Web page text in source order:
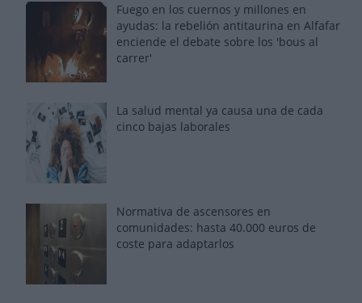
Fuego en los cuernos y millones en
ayudas: la rebelión antitaurina en Alfafar
enciende el debate sobre los 'bous al
carrer'
La salud mental ya causa una de cada
cinco bajas laborales
Normativa de ascensores en
comunidades: hasta 40.000 euros de
coste para adaptarlos